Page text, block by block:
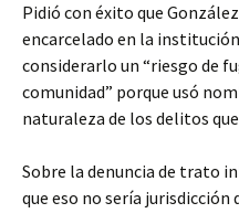
Pidió con éxito que
encarcelado en la
considerarlo un “riesgo de
comunidad” porque usó
naturaleza de los delitos
Sobre la denuncia de trato
que eso no sería jurisdicción